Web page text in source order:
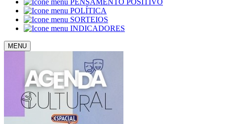
POLÍTICA
SORTEIOS
INDICADORES
MENU